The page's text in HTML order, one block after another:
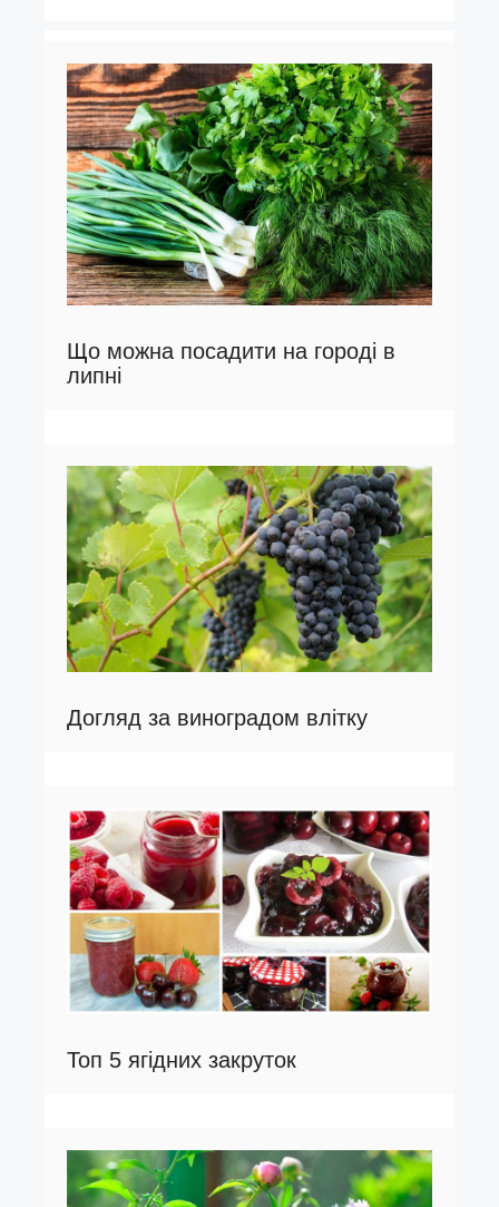
Що можна посадити на городі в
липні
Догляд за виноградом влітку
Топ 5 ягідних закруток